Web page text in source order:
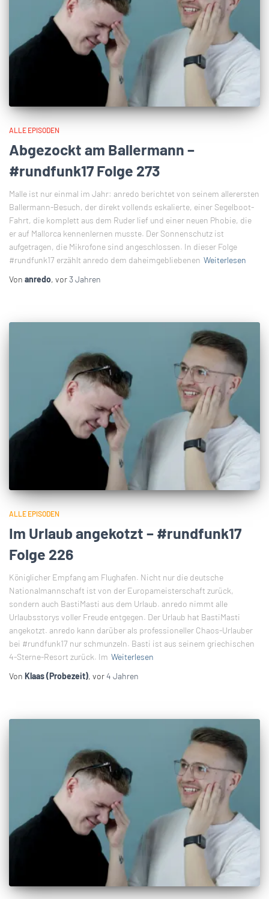
ALLE EPISODEN
Abgezockt am Ballermann –
#rundfunk17 Folge 273
Malle ist nur einmal im Jahr: anredo berichtet von seinem allerersten
Ballermann-Besuch, der direkt vollends eskalierte, einer Segelboot-
Fahrt, die komplett aus dem Ruder lief und einer neuen Phobie, die
er auf Mallorca kennenlernen musste. Der Sonnenschutz ist
aufgetragen, die Mikrofone sind angeschlossen. In dieser Folge
#rundfunk17 erzählt anredo dem daheimgebliebenen Weiterlesen
Von anredo, vor3 Jahren
ALLE EPISODEN
Im Urlaub angekotzt – #rundfunk17
Folge 226
Königlicher Empfang am Flughafen. Nicht nur die deutsche
Nationalmannschaft ist von der Europameisterschaft zurück,
sondern auch BastiMasti aus dem Urlaub. anredo nimmt alle
Urlaubsstorys voller Freude entgegen. Der Urlaub hat BastiMasti
angekotzt. anredo kann darüber als professioneller Chaos-Urlauber
bei #rundfunk17 nur schmunzeln. Basti ist aus seinem griechischen
4-Sterne-Resort zurück. Im Weiterlesen
Von Klaas (Probezeit), vor4 Jahren